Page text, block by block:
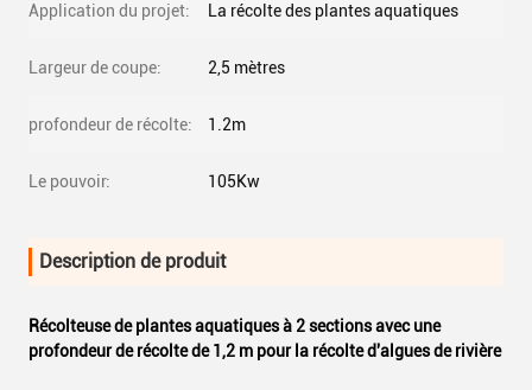
Application du projet: La récolte des plantes aquatiques
Largeur de coupe: 2,5 mètres
profondeur de récolte: 1.2m
Le pouvoir: 105Kw
Description de produit
Récolteuse de plantes aquatiques à 2 sections avec une
profondeur de récolte de 1,2 m pour la récolte d'algues de rivière